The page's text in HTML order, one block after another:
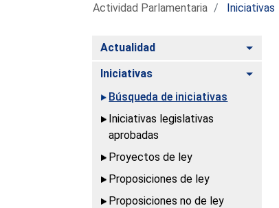
Actividad Parlamentaria Iniciativas
Actualidad
Iniciativas
Búsqueda de iniciativas
Iniciativas legislativas
aprobadas
Proyectos de ley
Proposiciones de ley
Proposiciones no de ley